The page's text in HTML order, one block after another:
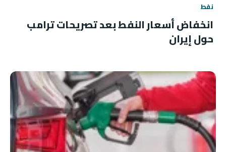
نفط
انخفاض أسعار النفط بعد تصريحات ترامب
حول إيران